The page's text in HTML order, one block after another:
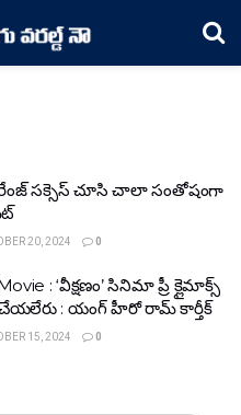
సక్సెస్ చూసి చాలా సంతోషంగా
20, 2024 0
: ‘వీక్షణం’ సినిమా ప్రీ క్లైమాక్స్
చేయలేరు : యంగ్ హీరో రామ్ కార్తీక్
15, 2024 0